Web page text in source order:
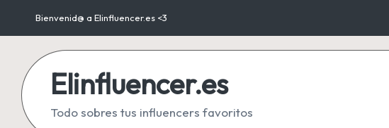
Saltar
contenido
Bienvenid@ a Elinfluencer.es <3
Elinfluencer.es
Todo sobres tus influencers favoritos